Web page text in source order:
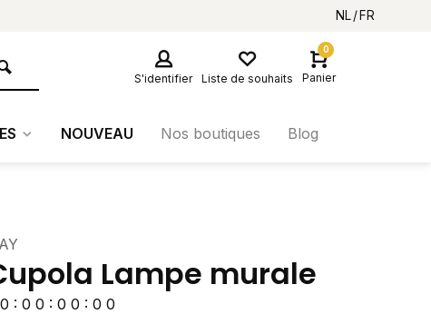
NL FR
S'identifier Liste de souhaits
0
Panier
NOUVEAU Nos boutiques Blog
Lampe murale
0 : 0 0 : 0 0 : 0 0